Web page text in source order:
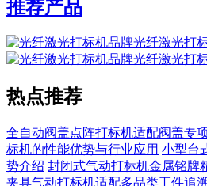
推荐产品
光纤激光打
光纤激光打
热点推荐
全自动阀盖点阵打标机适配阀盖专
标机的性能优势与行业应用 小型台
势介绍 封闭式气动打标机金属铭牌
夹具气动打标机适配多品类工件追